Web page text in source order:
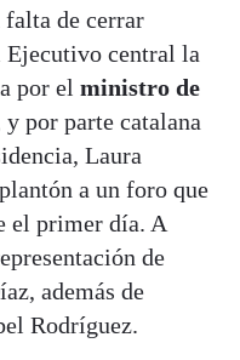
de cerrar
Ejecutivo central la
por el ministro de
y por parte catalana
Laura
a un foro que
el primer día. A
de
además de
Rodríguez.